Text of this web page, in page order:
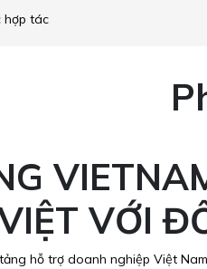
hợp tác
VỚI
hỗ trợ doanh nghiệp Việt